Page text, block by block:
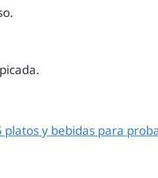
y bebidas para